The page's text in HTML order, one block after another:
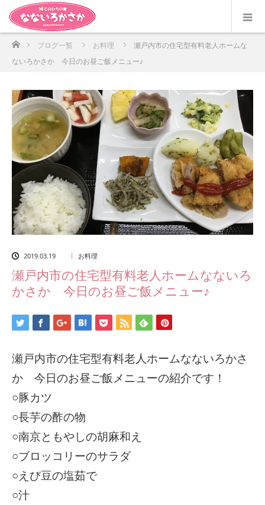
ホームブログ一覧 お料理
瀬戸内市の住宅型有料老人ホームな
ないろかさか 今日のお昼ご飯メニュー♪
2019.03.19 お料理
瀬戸内市の住宅型有料老人ホームなないろ
かさか 今日のお昼ご飯メニュー♪
瀬戸内市の住宅型有料老人ホームなないろかさ
か 今日のお昼ご飯メニューの紹介です！
○豚カツ
○長芋の酢の物
○南京ともやしの胡麻和え
○ブロッコリーのサラダ
○えび豆の塩茹で
○汁